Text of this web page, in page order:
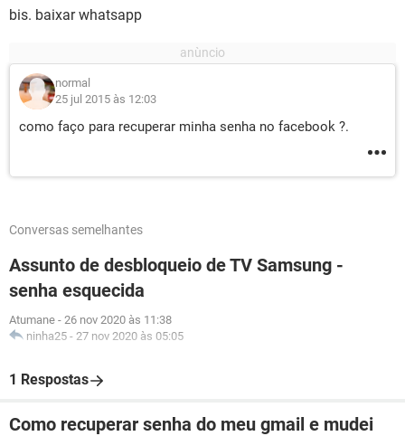
bis. baixar whatsapp
normal
25 jul 2015 às 12:03
como faço para recuperar minha senha no facebook ?.
Conversas semelhantes
Assunto de desbloqueio de TV Samsung -
senha esquecida
Atumane - 26 nov 2020 às 11:38
ninha25 - 27 nov 2020 às 05:05
1 Respostas
Como recuperar senha do meu gmail e mudei